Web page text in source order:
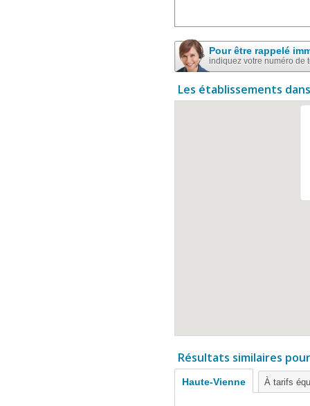
Pour être rappelé
indiquez votre numéro de
Les établissements
Résultats similaires
Haute-Vienne À tarifs